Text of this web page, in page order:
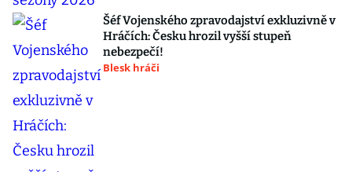
Šéf Vojenského zpravodajství exkluzivně v
Hráčích: Česku hrozil vyšší stupeň
nebezpečí!
Blesk hráči